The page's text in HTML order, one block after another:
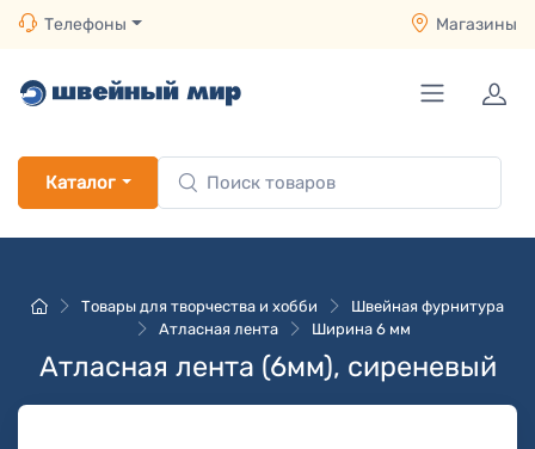
Телефоны Магазины
Каталог
Товары для творчества и хобби
Швейная фурнитура
Атласная лента
Ширина 6 мм
Атласная лента (6мм), сиреневый